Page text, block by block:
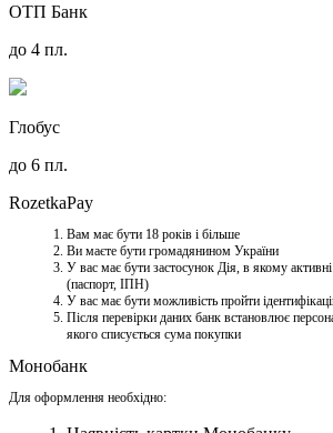
ОТП Банк
до 4 пл.
Глобус
до 6 пл.
RozetkaPay
Вам має бути 18 років і більше
Ви маєте бути громадянином України
У вас має бути застосунок Дія, в якому
(паспорт, ІПН)
У вас має бути можливість пройти
Після перевірки даних банк встановлює
якого списується сума покупки
Монобанк
Для оформлення необхідно: